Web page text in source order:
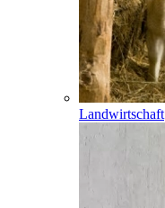
Landwirtschaft